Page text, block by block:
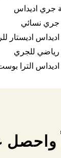
جري اديداس
جري نسائي
اديداس اديستار
رياضي للجري
الترا بوست